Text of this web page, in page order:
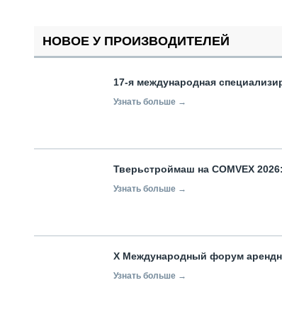
НОВОЕ У ПРОИЗВОДИТЕЛЕЙ
17-я международная
Узнать больше →
Тверьстроймаш на COMVEX
Узнать больше →
X Международный форум
Узнать больше →